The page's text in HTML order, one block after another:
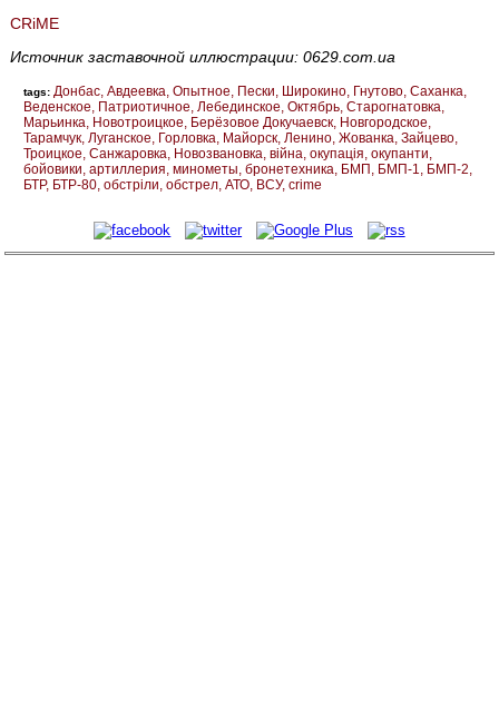
CRiME
Источник заставочной иллюстрации: 0629.com.ua
tags: Донбас Авдеевка Опытное Пески Широкино Гнутово Саханка
Веденское Патриотичное Лебединское Октябрь Старогнатовка
Марьинка Новотроицкое Берёзовое Докучаевск Новгородское
Тарамчук Луганское Горловка Майорск Ленино Жованка Зайцево
Троицкое Санжаровка Новозвановка війна окупація окупанти
бойовики артиллерия минометы бронетехника БМП БМП-1
БМП-2
БТР БТР-80 обстріли обстрел АТО ВСУ crime